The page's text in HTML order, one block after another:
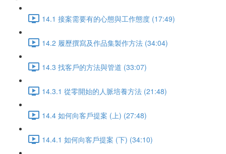
14.1 接案需要有的心態與工作態度 (17:49)
14.2 履歷撰寫及作品集製作方法 (34:04)
14.3 找客戶的方法與管道 (33:07)
14.3.1 從零開始的人脈培養方法 (21:48)
14.4 如何向客戶提案 (上) (27:48)
14.4.1 如何向客戶提案 (下) (34:10)